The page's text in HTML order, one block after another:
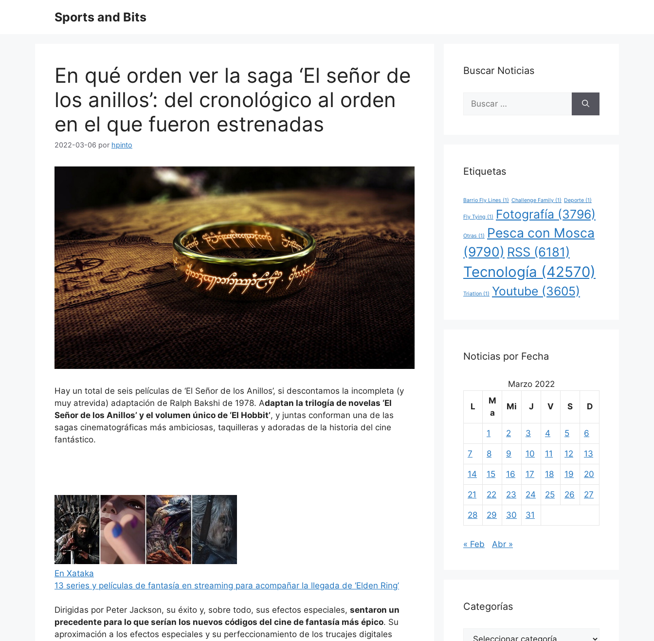
Sports and Bits
En qué orden ver la saga ‘El señor de
los anillos’: del cronológico al orden
en el que fueron estrenadas
2022-03-06 por hpinto
Hay un total de seis películas de ‘El Señor de los Anillos’, si descontamos la incompleta (y
muy atrevida) adaptación de Ralph Bakshi de 1978. Adaptan la trilogía de novelas ‘El
Señor de los Anillos’ y el volumen único de ‘El Hobbit’, y juntas conforman una de las
sagas cinematográficas más ambiciosas, taquilleras y adoradas de la historia del cine
fantástico.
En Xataka
13 series y películas de fantasía en streaming para acompañar la llegada de ‘Elden Ring’
Dirigidas por Peter Jackson, su éxito y, sobre todo, sus efectos especiales, sentaron un
precedente para lo que serían los nuevos códigos del cine de fantasía más épico. Su
aproximación a los efectos especiales y su perfeccionamiento de los trucajes digitales
Buscar Noticias
Buscar:
Etiquetas
Barrio Fly Lines (1) Challenge Family (1) Deporte (1)
Fly Tying (1) Fotografía (3796)
Otras (1)
Pesca con Mosca
(9790) RSS (6181)
Tecnología (42570)
Triatlon (1) Youtube (3605)
Noticias por Fecha
Marzo 2022
L
M
a
Mi J V S D
1 2 3 4 5 6
7 8 9 10 11 12 13
14 15 16 17 18 19 20
21 22 23 24 25 26 27
28 29 30 31
« Feb Abr »
Categorías
Categorías